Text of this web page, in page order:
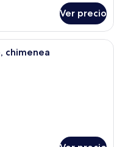
Ver precio
de hotel con cama,
chimenea